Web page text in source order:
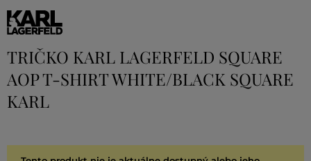
TRIČKO KARL LAGERFELD SQUARE
AOP T-SHIRT WHITE/BLACK SQUARE
KARL